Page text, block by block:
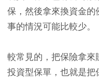
保，然後拿來換資金
事的情況可能比較少。
較常見的， 把保險拿來
投資型保單，也就是